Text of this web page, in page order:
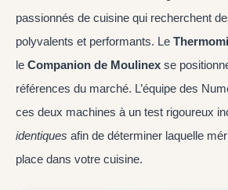
passionnés de cuisine qui recherchent
polyvalents et performants. Le
le Companion de Moulinex se
références du marché. L’équipe des
ces deux machines à un test rigoureux
identiques afin de déterminer laquelle
place dans votre cuisine.